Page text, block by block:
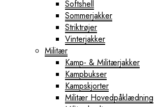
Softshell
Sommerjakker
Striktrøjer
Vinterjakker
Militær
Kamp- & Militærjakker
Kampbukser
Kampskjorter
Militær Hovedpåklædning